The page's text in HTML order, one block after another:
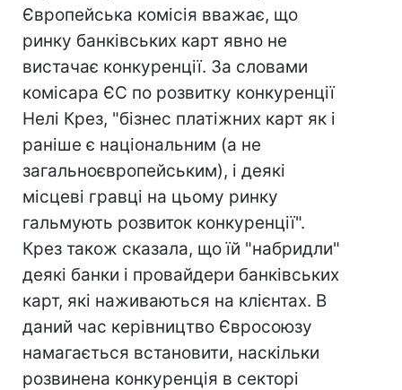
Європейська комісія вважає, що
ринку банківських карт явно не
вистачає конкуренції. За словами
комісара ЄС по розвитку конкуренції
Нелі Крез, "бізнес платіжних карт як і
раніше є національним (а не
загальноєвропейським), і деякі
місцеві гравці на цьому ринку
гальмують розвиток конкуренції".
Крез також сказала, що їй "набридли"
деякі банки і провайдери банківських
карт, які наживаються на клієнтах. В
даний час керівництво Євросоюзу
намагається встановити, наскільки
розвинена конкуренція в секторі